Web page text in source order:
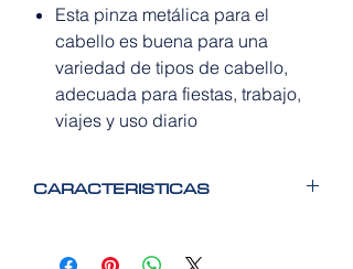
Esta pinza metálica para el
cabello es buena para una
variedad de tipos de cabello,
adecuada para fiestas, trabajo,
viajes y uso diario
CARACTERISTICAS
Perfectas para todas las longitudes y